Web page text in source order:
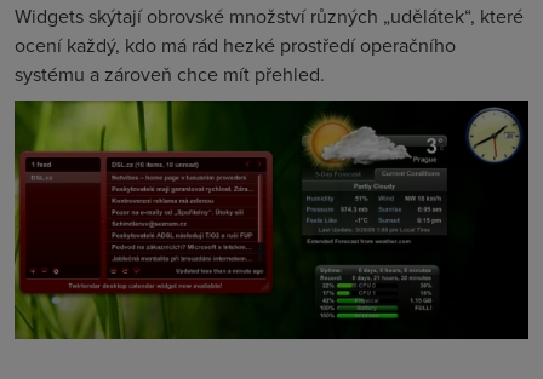
Widgets skýtají obrovské množství různých „udělátek“, které
ocení každý, kdo má rád hezké prostředí operačního
systému a zároveň chce mít přehled.